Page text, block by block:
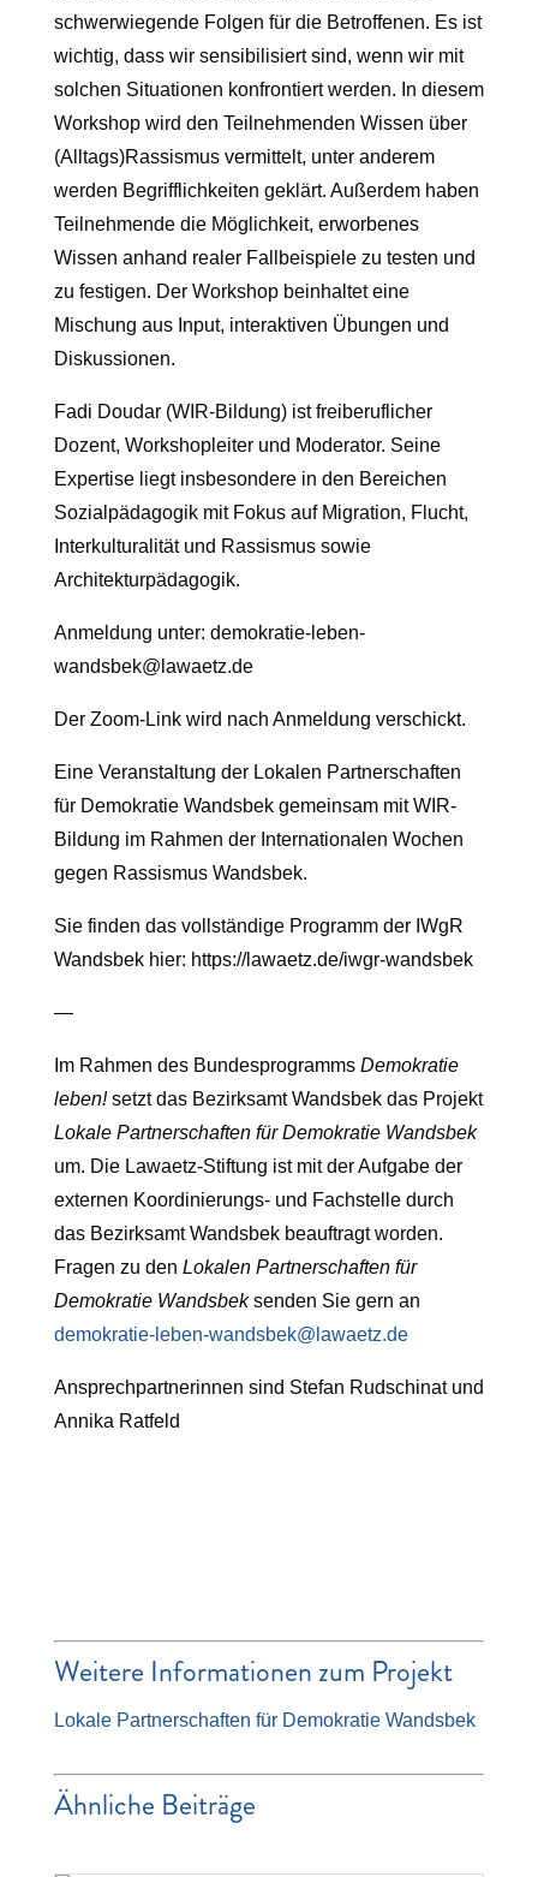
schwerwiegende Folgen für die Betroffenen. Es ist
wichtig, dass wir sensibilisiert sind, wenn wir mit
solchen Situationen konfrontiert werden. In diesem
Workshop wird den Teilnehmenden Wissen über
(Alltags)Rassismus vermittelt, unter anderem
werden Begrifflichkeiten geklärt. Außerdem haben
Teilnehmende die Möglichkeit, erworbenes
Wissen anhand realer Fallbeispiele zu testen und
zu festigen. Der Workshop beinhaltet eine
Mischung aus Input, interaktiven Übungen und
Diskussionen.
Fadi Doudar (WIR-Bildung) ist freiberuflicher
Dozent, Workshopleiter und Moderator. Seine
Expertise liegt insbesondere in den Bereichen
Sozialpädagogik mit Fokus auf Migration, Flucht,
Interkulturalität und Rassismus sowie
Architekturpädagogik.
Anmeldung unter: demokratie-leben-
wandsbek@lawaetz.de
Der Zoom-Link wird nach Anmeldung verschickt.
Eine Veranstaltung der Lokalen Partnerschaften
für Demokratie Wandsbek gemeinsam mit WIR-
Bildung im Rahmen der Internationalen Wochen
gegen Rassismus Wandsbek.
Sie finden das vollständige Programm der IWgR
Wandsbek hier: https://lawaetz.de/iwgr-wandsbek
—
Im Rahmen des Bundesprogramms Demokratie
leben!setzt das Bezirksamt Wandsbek das Projekt
Lokale Partnerschaften für Demokratie Wandsbek
um. Die Lawaetz-Stiftung ist mit der Aufgabe der
externen Koordinierungs- und Fachstelle durch
das Bezirksamt Wandsbek beauftragt worden.
Fragen zu den Lokalen Partnerschaften für
Demokratie Wandsbeksenden Sie gern an
demokratie-leben-wandsbek@lawaetz.de
Ansprechpartnerinnen sind Stefan Rudschinat und
Annika Ratfeld
Weitere Informationen zum Projekt
Lokale Partnerschaften für Demokratie Wandsbek
Ähnliche Beiträge